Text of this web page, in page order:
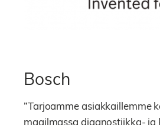
Bosch
”Tarjoamme asiakkaillemme
maailmassa diagnostiikka-